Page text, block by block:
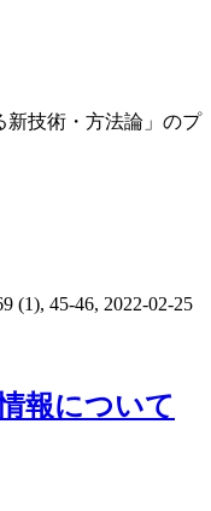
新技術・方法論」のプ
(1), 45-46, 2022-02-25
報について